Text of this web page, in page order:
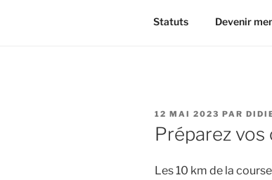
Statuts Devenir
PUBLIÉ
LE
12 MAI 2023 PAR
Préparez
Les 10 km de la